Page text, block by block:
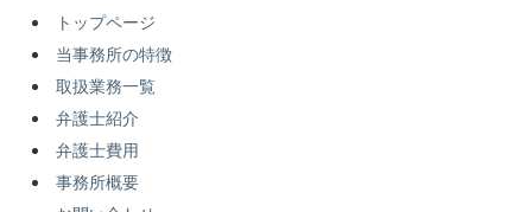
トップページ
当事務所の特徴
取扱業務一覧
弁護士紹介
弁護士費用
事務所概要